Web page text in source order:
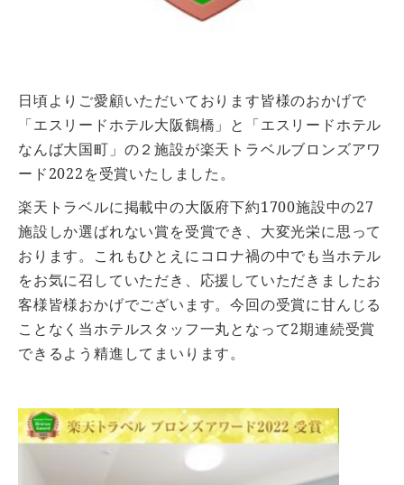
日頃よりご愛顧いただいております皆様のおかげで
「エスリードホテル大阪鶴橋」と「エスリードホテル
なんば大国町」の２施設が楽天トラベルブロンズアワ
ード2022を受賞いたしました。
楽天トラベルに掲載中の大阪府下約1700施設中の27
施設しか選ばれない賞を受賞でき、大変光栄に思って
おります。これもひとえにコロナ禍の中でも当ホテル
をお気に召していただき、応援していただきましたお
客様皆様おかげでございます。今回の受賞に甘んじる
ことなく当ホテルスタッフ一丸となって2期連続受賞
できるよう精進してまいります。